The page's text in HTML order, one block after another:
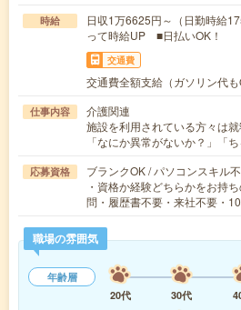
時給
日収1万6625円～（日勤時給
って時給UP ■日払いOK！
交通費
交通費全額支給（ガソリン代も
仕事内容
介護関連
施設を利用されている方々は就
「なにか異常がないか？」「
応募資格
ブランクOK / パソコンスキル
・資格か経験どちらかをお持
問・履歴書不要・来社不要・
職場の雰囲気
年齢層
20代
30代